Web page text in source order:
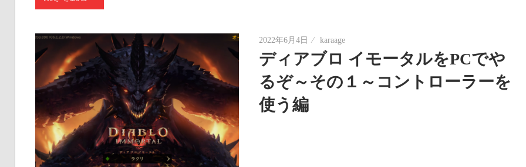
2022年6月4日 karaage
ディアブロ イモータルをPCでや
るぞ～その１～コントローラーを
使う編